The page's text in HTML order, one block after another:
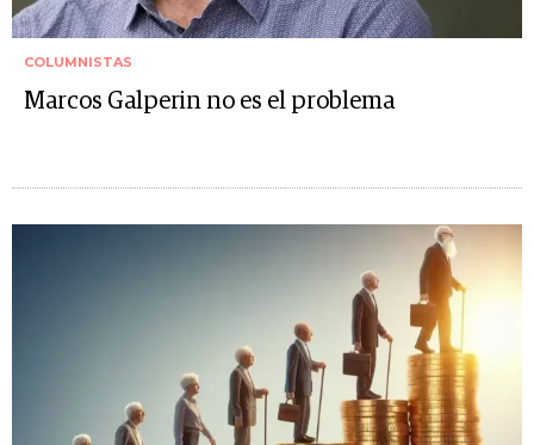
COLUMNISTAS
Marcos Galperin no es el problema